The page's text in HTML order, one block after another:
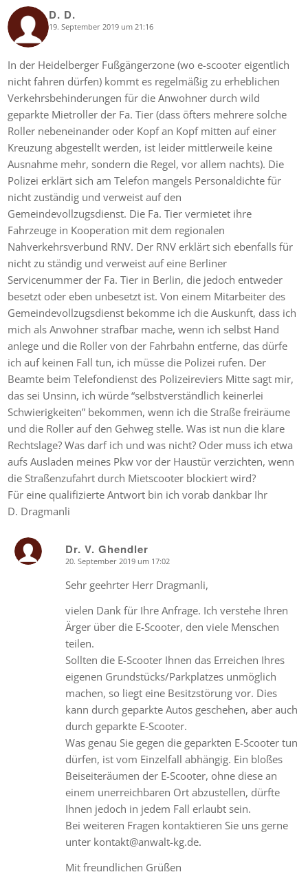
D. D.
says: 19. September 2019 um 21:16
In der Heidelberger Fußgängerzone (wo e-scooter eigentlich
nicht fahren dürfen) kommt es regelmäßig zu erheblichen
Verkehrsbehinderungen für die Anwohner durch wild
geparkte Mietroller der Fa. Tier (dass öfters mehrere solche
Roller nebeneinander oder Kopf an Kopf mitten auf einer
Kreuzung abgestellt werden, ist leider mittlerweile keine
Ausnahme mehr, sondern die Regel, vor allem nachts). Die
Polizei erklärt sich am Telefon mangels Personaldichte für
nicht zuständig und verweist auf den
Gemeindevollzugsdienst. Die Fa. Tier vermietet ihre
Fahrzeuge in Kooperation mit dem regionalen
Nahverkehrsverbund RNV. Der RNV erklärt sich ebenfalls für
nicht zu ständig und verweist auf eine Berliner
Servicenummer der Fa. Tier in Berlin, die jedoch entweder
besetzt oder eben unbesetzt ist. Von einem Mitarbeiter des
Gemeindevollzugsdienst bekomme ich die Auskunft, dass ich
mich als Anwohner strafbar mache, wenn ich selbst Hand
anlege und die Roller von der Fahrbahn entferne, das dürfe
ich auf keinen Fall tun, ich müsse die Polizei rufen. Der
Beamte beim Telefondienst des Polizeireviers Mitte sagt mir,
das sei Unsinn, ich würde “selbstverständlich keinerlei
Schwierigkeiten” bekommen, wenn ich die Straße freiräume
und die Roller auf den Gehweg stelle. Was ist nun die klare
Rechtslage? Was darf ich und was nicht? Oder muss ich etwa
aufs Ausladen meines Pkw vor der Haustür verzichten, wenn
die Straßenzufahrt durch Mietscooter blockiert wird?
Für eine qualifizierte Antwort bin ich vorab dankbar Ihr
D. Dragmanli
Dr. V. Ghendler
20. September 2019 um 17:02
Sehr geehrter Herr Dragmanli,
vielen Dank für Ihre Anfrage. Ich verstehe Ihren
Ärger über die E-Scooter, den viele Menschen
teilen.
Sollten die E-Scooter Ihnen das Erreichen Ihres
eigenen Grundstücks/Parkplatzes unmöglich
machen, so liegt eine Besitzstörung vor. Dies
kann durch geparkte Autos geschehen, aber auch
durch geparkte E-Scooter.
Was genau Sie gegen die geparkten E-Scooter tun
dürfen, ist vom Einzelfall abhängig. Ein bloßes
Beiseiteräumen der E-Scooter, ohne diese an
einem unerreichbaren Ort abzustellen, dürfte
Ihnen jedoch in jedem Fall erlaubt sein.
Bei weiteren Fragen kontaktieren Sie uns gerne
unter kontakt@anwalt-kg.de.
Mit freundlichen Grüßen